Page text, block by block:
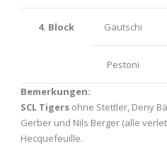
4. Block Gautschi
Pestoni
Bemerkungen:
SCL Tigers ohne Stettler, Deny
Gerber und Nils Berger (alle
Hecquefeuille.